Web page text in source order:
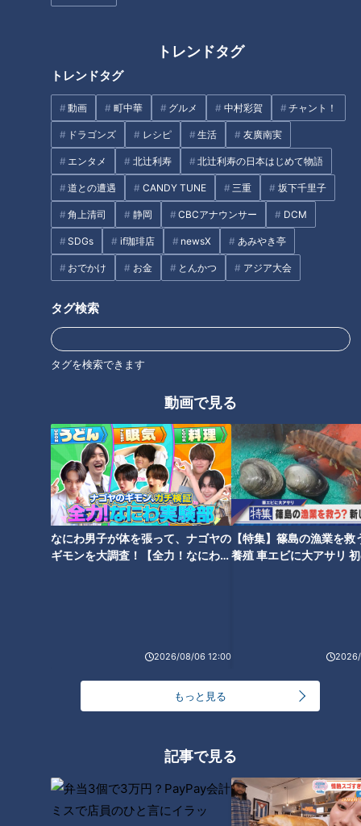
トレンドタグ
トレンドタグ
動画 町中華 グルメ 中村彩賀 チャント！
ドラゴンズ レシピ 生活 友廣南実
エンタメ 北辻利寿 北辻利寿の日本はじめて物語
道との遭遇 CANDY TUNE 三重 坂下千里子
角上清司 静岡 CBCアナウンサー DCM
SDGs if珈琲店 newsX あみやき亭
おでかけ お金 とんかつ アジア大会
タグ検索
タグを検索できます
動画で見る
なにわ男子が体を張って、ナゴヤの
ギモンを大調査！【全力！なにわ実
2026/08/06 12:00
【特集】篠島の漁業を救
養殖 車エビに大アサリ
もっと見る
記事で見る
【お弁当マエストロ コウケンテ
ツ】①JAぎふ「枝豆」を使っ
た「枝豆とタラのつくね」
のシフォンケーキ店を日本最高
峰パティシエがお助け！
タグ
エンタメ ゴゴスマ 石井亮次
オススメ関連コンテンツ
真由、結婚相手に求める驚きの
「姓」へのこだわり
ランキング
RANKING
20代男性「この世から消えろ」と書き込んだ人物
は～配信型ドキュメンタリー「ピエロと呼ばれた息
子」第１４０話